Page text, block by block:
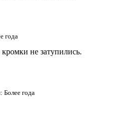
года
не затупились.
Более года